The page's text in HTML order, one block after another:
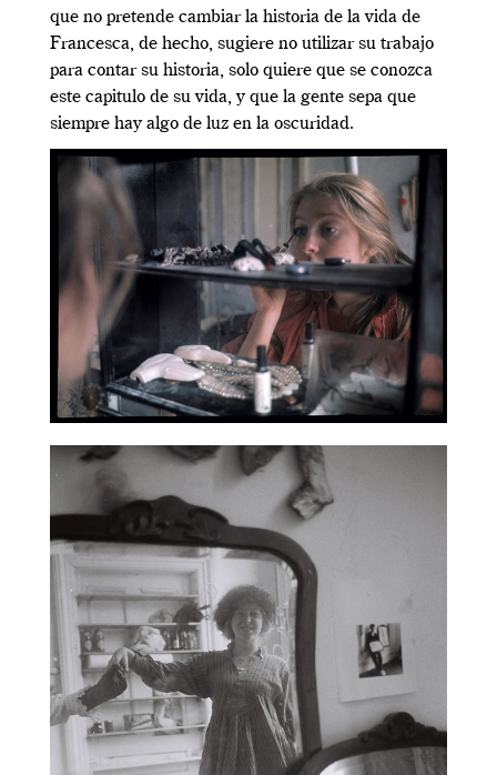
que no pretende cambiar la historia de la vida de
Francesca, de hecho, sugiere no utilizar su trabajo
para contar su historia, solo quiere que se conozca
este capitulo de su vida, y que la gente sepa que
siempre hay algo de luz en la oscuridad.